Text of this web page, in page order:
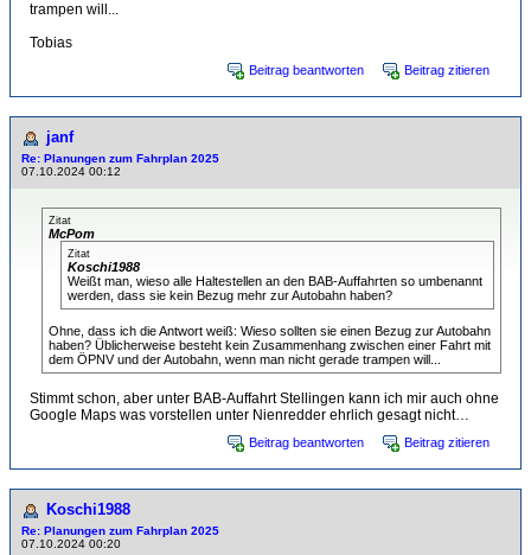
trampen will...
Tobias
Beitrag beantworten Beitrag zitieren
janf
Re: Planungen zum Fahrplan 2025
07.10.2024 00:12
Zitat
McPom
Zitat
Koschi1988
Weißt man, wieso alle Haltestellen an den BAB-Auffahrten so umbenannt
werden, dass sie kein Bezug mehr zur Autobahn haben?
Ohne, dass ich die Antwort weiß: Wieso sollten sie einen Bezug zur Autobahn
haben? Üblicherweise besteht kein Zusammenhang zwischen einer Fahrt mit
dem ÖPNV und der Autobahn, wenn man nicht gerade trampen will...
Stimmt schon, aber unter BAB-Auffahrt Stellingen kann ich mir auch ohne
Google Maps was vorstellen unter Nienredder ehrlich gesagt nicht…
Beitrag beantworten Beitrag zitieren
Koschi1988
Re: Planungen zum Fahrplan 2025
07.10.2024 00:20